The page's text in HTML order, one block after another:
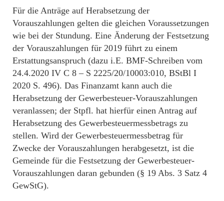
Für die Anträge auf Herabsetzung der
Vorauszahlungen gelten die gleichen Voraussetzungen
wie bei der Stundung. Eine Änderung der Festsetzung
der Vorauszahlungen für 2019 führt zu einem
Erstattungsanspruch (dazu i.E. BMF-Schreiben vom
24.4.2020 IV C 8 – S 2225/20/10003:010, BStBl I
2020 S. 496). Das Finanzamt kann auch die
Herabsetzung der Gewerbesteuer-Vorauszahlungen
veranlassen; der Stpfl. hat hierfür einen Antrag auf
Herabsetzung des Gewerbesteuermessbetrags zu
stellen. Wird der Gewerbesteuermessbetrag für
Zwecke der Vorauszahlungen herabgesetzt, ist die
Gemeinde für die Festsetzung der Gewerbesteuer-
Vorauszahlungen daran gebunden (§ 19 Abs. 3 Satz 4
GewStG).